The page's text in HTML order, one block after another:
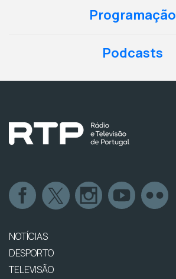
Programação
Podcasts
NOTÍCIAS
DESPORTO
TELEVISÃO